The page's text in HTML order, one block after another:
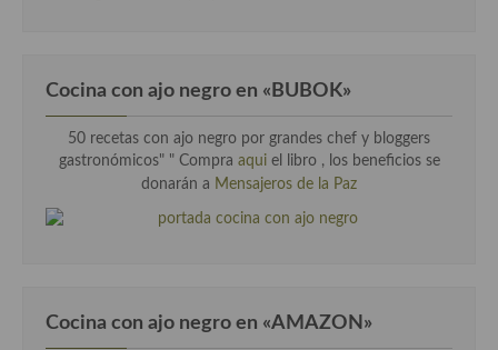
Cocina con ajo negro en «BUBOK»
50 recetas con ajo negro por grandes chef y bloggers
gastronómicos" " Compra aqui el libro , los beneficios se
donarán a Mensajeros de la Paz
Cocina con ajo negro en «AMAZON»